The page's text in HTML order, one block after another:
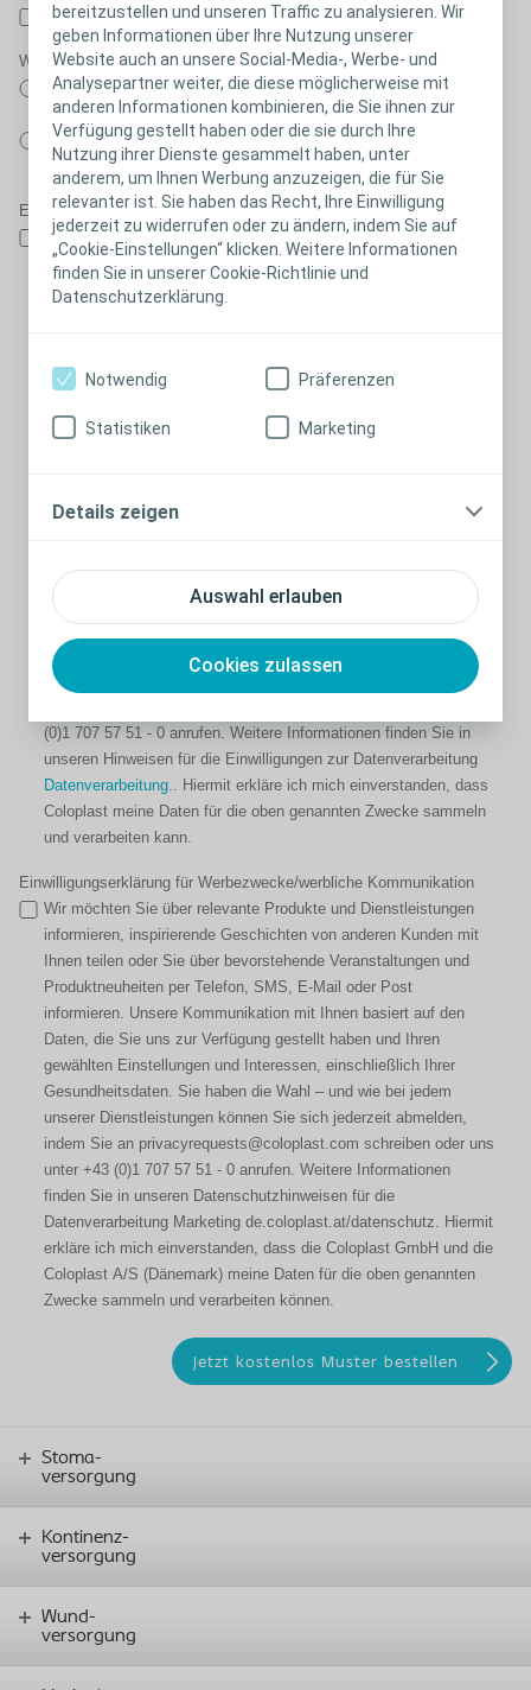
bereitzustellen und unseren Traffic zu analysieren. Wir
geben Informationen über Ihre Nutzung unserer
Website auch an unsere Social-Media-, Werbe- und
Analysepartner weiter, die diese möglicherweise mit
anderen Informationen kombinieren, die Sie ihnen zur
Verfügung gestellt haben oder die sie durch Ihre
Nutzung ihrer Dienste gesammelt haben, unter
anderem, um Ihnen Werbung anzuzeigen, die für Sie
relevanter ist. Sie haben das Recht, Ihre Einwilligung
jederzeit zu widerrufen oder zu ändern, indem Sie auf
„Cookie-Einstellungen“ klicken. Weitere Informationen
finden Sie in unserer Cookie-Richtlinie und
Datenschutzerklärung.
Auswahl erlauben
Cookies zulassen
Notwendig Präferenzen
Statistiken Marketing
Details zeigen
Conveen Active Beinbeutel
Wurde die Anwendung von Kondom-Urinalen mit dem Arzt abgeklärt?*
Ja, die Anwendung von Kondom-Urinalen wurde mit dem Arzt
abgeklärt.
Nein, die Anwendung von Kondom-Urinalen wurde nicht mit dem
Arzt abgeklärt.
Einwilligungserklärung für Service und Support
Durch die Bereitstellung Ihrer personenbezogenen und sensiblen
Daten und mit Unterzeichnung dieser Einwilligungserklärung,
stimmen Sie zu, dass die Coloplast GmbH und die Coloplast A/S
maßgeschneiderte Dienstleistungen (z.B. Patienten Support
Programmen) unterstützen zu können sowie um Ihr Anliegen zu
bearbeiten und Sie persönlich oder per Telefon (inkl. SMS), E-
dass wir die Kontaktaufnahme mit medizinischem Fachpersonal
weitergeben, soweit dies erforderlich ist, um die Anfrage zu
erfüllen. Eine sichere Übertragung Ihrer Daten in Länder
außerhalb der EU ist möglich, sofern dies für unsere
Geschäftstätigkeit erforderlich ist. Ihre Einwilligung können Sie
jederzeit ohne Folgen widerrufen, indem Sie an
(0)1 707 57 51 - 0 anrufen. Weitere Informationen finden Sie in
unseren Hinweisen für die Einwilligungen zur Datenverarbeitung
Datenverarbeitung.. Hiermit erkläre ich mich einverstanden, dass
Coloplast meine Daten für die oben genannten Zwecke sammeln
und verarbeiten kann.
Einwilligungserklärung für Werbezwecke/werbliche Kommunikation
Wir möchten Sie über relevante Produkte und Dienstleistungen
informieren, inspirierende Geschichten von anderen Kunden mit
Ihnen teilen oder Sie über bevorstehende Veranstaltungen und
Produktneuheiten per Telefon, SMS, E-Mail oder Post
informieren. Unsere Kommunikation mit Ihnen basiert auf den
Daten, die Sie uns zur Verfügung gestellt haben und Ihren
gewählten Einstellungen und Interessen, einschließlich Ihrer
Gesundheitsdaten. Sie haben die Wahl – und wie bei jedem
unserer Dienstleistungen können Sie sich jederzeit abmelden,
indem Sie an privacyrequests@coloplast.com schreiben oder uns
unter +43 (0)1 707 57 51 - 0 anrufen. Weitere Informationen
finden Sie in unseren Datenschutzhinweisen für die
Datenverarbeitung Marketing de.coloplast.at/datenschutz. Hiermit
erkläre ich mich einverstanden, dass die Coloplast GmbH und die
Coloplast A/S (Dänemark) meine Daten für die oben genannten
Zwecke sammeln und verarbeiten können.
Stoma-
versorgung
Kontinenz-
versorgung
Wund-
versorgung